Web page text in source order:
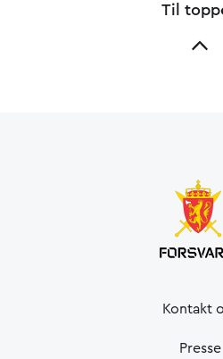
Til
Kontakt
Presse